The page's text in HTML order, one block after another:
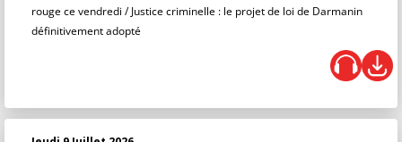
rouge ce vendredi / Justice criminelle : le projet de loi de Darmanin
définitivement adopté